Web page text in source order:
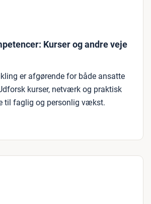
Kurser og andre veje
er afgørende for både ansatte
kurser, netværk og praktisk
til faglig og personlig vækst.